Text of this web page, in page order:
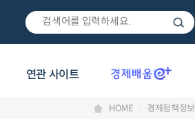
연관 사이트
HOME 경제정책정보